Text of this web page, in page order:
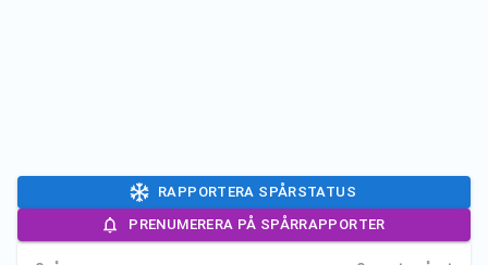
RAPPORTERA SPÅRSTATUS
PRENUMERERA PÅ SPÅRRAPPORTER